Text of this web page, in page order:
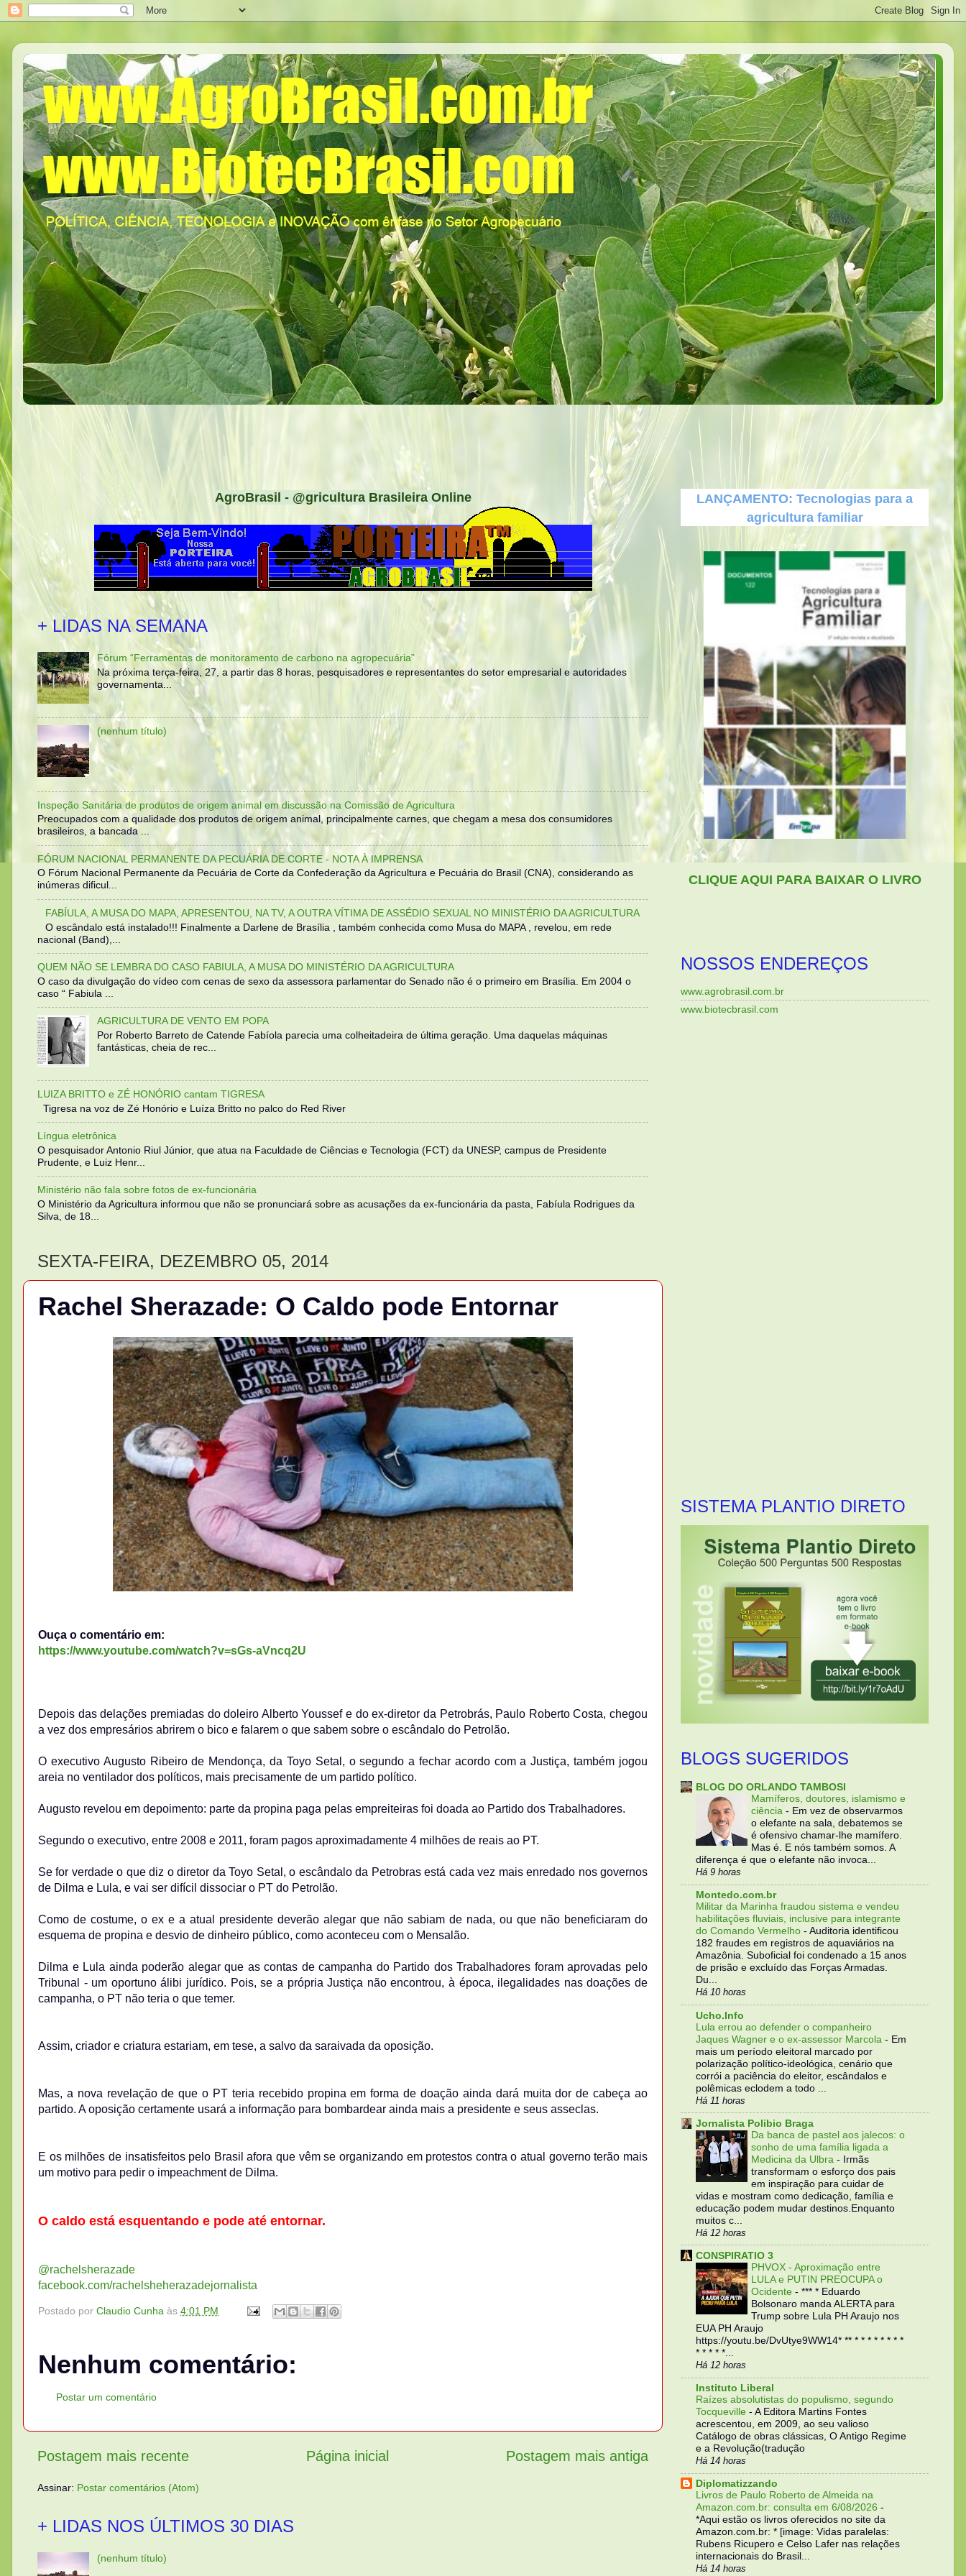
AgroBrasil - @gricultura Brasileira Online
+ LIDAS NA SEMANA
Fórum “Ferramentas de monitoramento de carbono na agropecuária”
Na próxima terça-feira, 27, a partir das 8 horas, pesquisadores e representantes do setor empresarial e autoridades
governamenta...
(nenhum título)
Inspeção Sanitária de produtos de origem animal em discussão na Comissão de Agricultura
Preocupados com a qualidade dos produtos de origem animal, principalmente carnes, que chegam a mesa dos consumidores
brasileiros, a bancada ...
FÓRUM NACIONAL PERMANENTE DA PECUÁRIA DE CORTE - NOTA À IMPRENSA
O Fórum Nacional Permanente da Pecuária de Corte da Confederação da Agricultura e Pecuária do Brasil (CNA), considerando as
inúmeras dificul...
FABÍULA, A MUSA DO MAPA, APRESENTOU, NA TV, A OUTRA VÍTIMA DE ASSÉDIO SEXUAL NO MINISTÉRIO DA AGRICULTURA
O escândalo está instalado!!! Finalmente a Darlene de Brasília , também conhecida como Musa do MAPA , revelou, em rede
nacional (Band),...
QUEM NÃO SE LEMBRA DO CASO FABIULA, A MUSA DO MINISTÉRIO DA AGRICULTURA
O caso da divulgação do vídeo com cenas de sexo da assessora parlamentar do Senado não é o primeiro em Brasília. Em 2004 o
caso “ Fabiula ...
AGRICULTURA DE VENTO EM POPA
Por Roberto Barreto de Catende Fabíola parecia uma colheitadeira de última geração. Uma daquelas máquinas
fantásticas, cheia de rec...
LUIZA BRITTO e ZÉ HONÓRIO cantam TIGRESA
Tigresa na voz de Zé Honório e Luíza Britto no palco do Red River
Língua eletrônica
O pesquisador Antonio Riul Júnior, que atua na Faculdade de Ciências e Tecnologia (FCT) da UNESP, campus de Presidente
Prudente, e Luiz Henr...
Ministério não fala sobre fotos de ex-funcionária
O Ministério da Agricultura informou que não se pronunciará sobre as acusações da ex-funcionária da pasta, Fabíula Rodrigues da
Silva, de 18...
SEXTA-FEIRA, DEZEMBRO 05, 2014
Rachel Sherazade: O Caldo pode Entornar
Ouça o comentário em:
https://www.youtube.com/watch?v=sGs-aVncq2U
Depois das delações premiadas do doleiro Alberto Youssef e do ex-diretor da Petrobrás, Paulo Roberto Costa, chegou
a vez dos empresários abrirem o bico e falarem o que sabem sobre o escândalo do Petrolão.
O executivo Augusto Ribeiro de Mendonça, da Toyo Setal, o segundo a fechar acordo com a Justiça, também jogou
areia no ventilador dos políticos, mais precisamente de um partido político.
Augusto revelou em depoimento: parte da propina paga pelas empreiteiras foi doada ao Partido dos Trabalhadores.
Segundo o executivo, entre 2008 e 2011, foram pagos aproximadamente 4 milhões de reais ao PT.
Se for verdade o que diz o diretor da Toyo Setal, o escândalo da Petrobras está cada vez mais enredado nos governos
de Dilma e Lula, e vai ser difícil dissociar o PT do Petrolão.
Como de costume, o ex e a atual presidente deverão alegar que não sabiam de nada, ou que não beneficiaram do
esquema de propina e desvio de dinheiro público, como aconteceu com o Mensalão.
Dilma e Lula ainda poderão alegar que as contas de campanha do Partido dos Trabalhadores foram aprovadas pelo
Tribunal - um oportuno álibi jurídico. Pois, se a própria Justiça não encontrou, à época, ilegalidades nas doações de
campanha, o PT não teria o que temer.
Assim, criador e criatura estariam, em tese, a salvo da saraivada da oposição.
Mas, a nova revelação de que o PT teria recebido propina em forma de doação ainda dará muita dor de cabeça ao
partido. A oposição certamente usará a informação para bombardear ainda mais a presidente e seus asseclas.
E os milhões de insatisfeitos pelo Brasil afora que vêm se organizando em protestos contra o atual governo terão mais
um motivo para pedir o impeachment de Dilma.
O caldo está esquentando e pode até entornar.
@rachelsherazade
facebook.com/rachelsheherazadejornalista
Postado por Claudio Cunha às 4:01 PM
Nenhum comentário:
Postar um comentário
Postagem mais recente Postagem mais antiga
Página inicial
Assinar: Postar comentários (Atom)
+ LIDAS NOS ÚLTIMOS 30 DIAS
(nenhum título)
LANÇAMENTO: Tecnologias para a
agricultura familiar
CLIQUE AQUI PARA BAIXAR O LIVRO
NOSSOS ENDEREÇOS
www.agrobrasil.com.br
www.biotecbrasil.com
SISTEMA PLANTIO DIRETO
BLOGS SUGERIDOS
BLOG DO ORLANDO TAMBOSI
Mamíferos, doutores, islamismo e
ciência - Em vez de observarmos
o elefante na sala, debatemos se
é ofensivo chamar-lhe mamífero.
Mas é. E nós também somos. A
diferença é que o elefante não invoca...
Há 9 horas
Montedo.com.br
Militar da Marinha fraudou sistema e vendeu
habilitações fluviais, inclusive para integrante
do Comando Vermelho - Auditoria identificou
182 fraudes em registros de aquaviários na
Amazônia. Suboficial foi condenado a 15 anos
de prisão e excluído das Forças Armadas.
Du...
Há 10 horas
Ucho.Info
Lula errou ao defender o companheiro
Jaques Wagner e o ex-assessor Marcola - Em
mais um período eleitoral marcado por
polarização político-ideológica, cenário que
corrói a paciência do eleitor, escândalos e
polêmicas eclodem a todo ...
Há 11 horas
Jornalista Polibio Braga
Da banca de pastel aos jalecos: o
sonho de uma família ligada a
Medicina da Ulbra - Irmãs
transformam o esforço dos pais
em inspiração para cuidar de
vidas e mostram como dedicação, família e
educação podem mudar destinos.Enquanto
muitos c...
Há 12 horas
CONSPIRATIO 3
PHVOX - Aproximação entre
LULA e PUTIN PREOCUPA o
Ocidente - *** * Eduardo
Bolsonaro manda ALERTA para
Trump sobre Lula PH Araujo nos
EUA PH Araujo
https://youtu.be/DvUtye9WW14* ** * * * * * * * *
* * * * *...
Há 12 horas
Instituto Liberal
Raízes absolutistas do populismo, segundo
Tocqueville - A Editora Martins Fontes
acrescentou, em 2009, ao seu valioso
Catálogo de obras clássicas, O Antigo Regime
e a Revolução(tradução
Há 14 horas
Diplomatizzando
Livros de Paulo Roberto de Almeida na
Amazon.com.br: consulta em 6/08/2026 -
*Aqui estão os livros oferecidos no site da
Amazon.com.br: * [image: Vidas paralelas:
Rubens Ricupero e Celso Lafer nas relações
internacionais do Brasil...
Há 14 horas